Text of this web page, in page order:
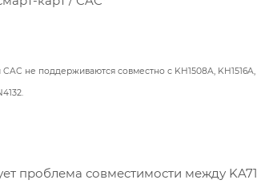
не поддерживаются совместно с KH1508A, KH1516A,
проблема совместимости между